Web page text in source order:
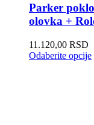
Parker
olovka +
11.120,00 RSD
Odaberite opcije